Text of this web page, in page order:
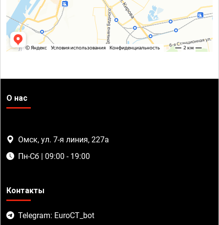
О нас
Омск, ул. 7-я линия, 227а
Пн-Сб | 09:00 - 19:00
Контакты
Telegram: EuroCT_bot